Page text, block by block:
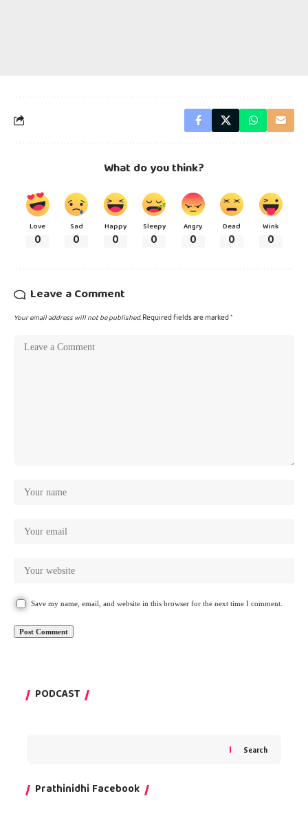
What do you think?
Love
0
Sad
0
Happy
0
Sleepy
0
Angry
0
Dead
0
Wink
0
Leave a Comment
Your email address will not be published.Required fields are marked*
Save my name, email, and website in this browser for the next time I comment.
PODCAST
Search
Prathinidhi Facebook